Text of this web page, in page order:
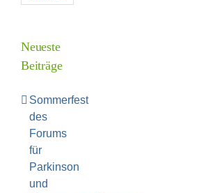
Neueste
Beiträge
Sommerfest
des
Forums
für
Parkinson
und